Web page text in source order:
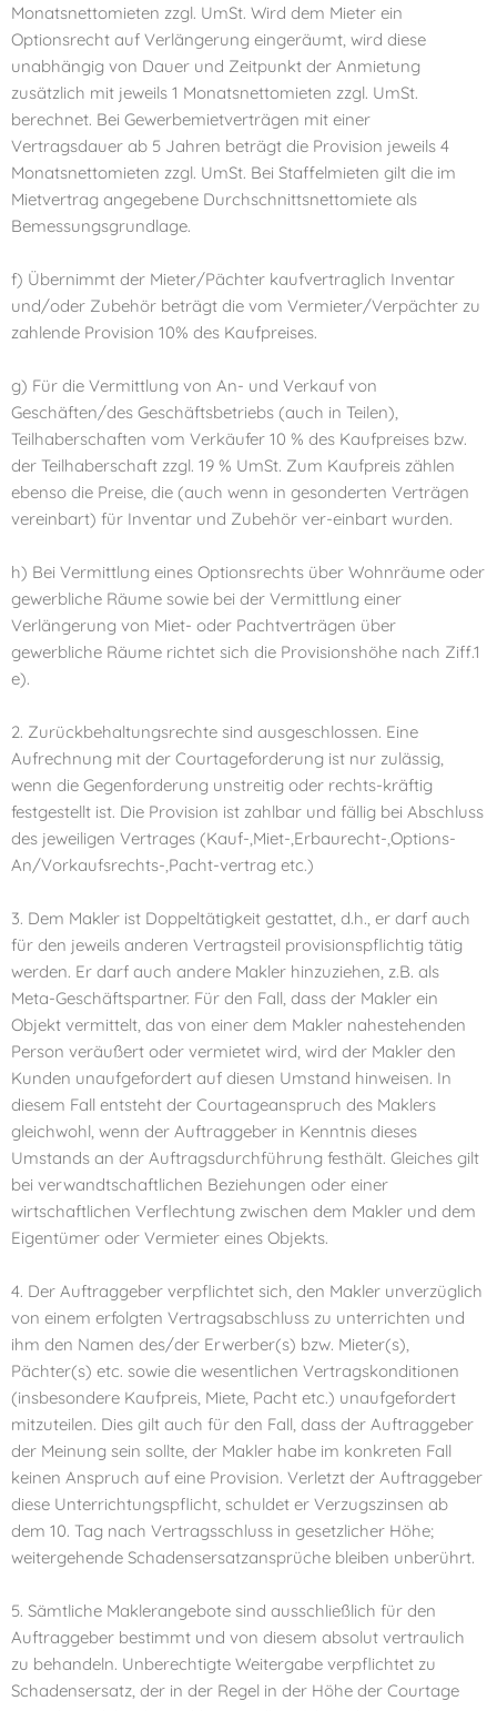
Monatsnettomieten zzgl. UmSt. Wird dem Mieter ein
Optionsrecht auf Verlängerung eingeräumt, wird diese
unabhängig von Dauer und Zeitpunkt der Anmietung
zusätzlich mit jeweils 1 Monatsnettomieten zzgl. UmSt.
berechnet. Bei Gewerbemietverträgen mit einer
Vertragsdauer ab 5 Jahren beträgt die Provision jeweils 4
Monatsnettomieten zzgl. UmSt. Bei Staffelmieten gilt die im
Mietvertrag angegebene Durchschnittsnettomiete als
Bemessungsgrundlage.
f) Übernimmt der Mieter/Pächter kaufvertraglich Inventar
und/oder Zubehör beträgt die vom Vermieter/Verpächter zu
zahlende Provision 10% des Kaufpreises.
g) Für die Vermittlung von An- und Verkauf von
Geschäften/des Geschäftsbetriebs (auch in Teilen),
Teilhaberschaften vom Verkäufer 10 % des Kaufpreises bzw.
der Teilhaberschaft zzgl. 19 % UmSt. Zum Kaufpreis zählen
ebenso die Preise, die (auch wenn in gesonderten Verträgen
vereinbart) für Inventar und Zubehör ver-einbart wurden.
h) Bei Vermittlung eines Optionsrechts über Wohnräume oder
gewerbliche Räume sowie bei der Vermittlung einer
Verlängerung von Miet- oder Pachtverträgen über
gewerbliche Räume richtet sich die Provisionshöhe nach Ziff.1
e).
2. Zurückbehaltungsrechte sind ausgeschlossen. Eine
Aufrechnung mit der Courtageforderung ist nur zulässig,
wenn die Gegenforderung unstreitig oder rechts-kräftig
festgestellt ist. Die Provision ist zahlbar und fällig bei Abschluss
des jeweiligen Vertrages (Kauf-,Miet-,Erbaurecht-,Options-
An/Vorkaufsrechts-,Pacht-vertrag etc.)
3. Dem Makler ist Doppeltätigkeit gestattet, d.h., er darf auch
für den jeweils anderen Vertragsteil provisionspflichtig tätig
werden. Er darf auch andere Makler hinzuziehen, z.B. als
Meta-Geschäftspartner. Für den Fall, dass der Makler ein
Objekt vermittelt, das von einer dem Makler nahestehenden
Person veräußert oder vermietet wird, wird der Makler den
Kunden unaufgefordert auf diesen Umstand hinweisen. In
diesem Fall entsteht der Courtageanspruch des Maklers
gleichwohl, wenn der Auftraggeber in Kenntnis dieses
Umstands an der Auftragsdurchführung festhält. Gleiches gilt
bei verwandtschaftlichen Beziehungen oder einer
wirtschaftlichen Verflechtung zwischen dem Makler und dem
Eigentümer oder Vermieter eines Objekts.
4. Der Auftraggeber verpflichtet sich, den Makler unverzüglich
von einem erfolgten Vertragsabschluss zu unterrichten und
ihm den Namen des/der Erwerber(s) bzw. Mieter(s),
Pächter(s) etc. sowie die wesentlichen Vertragskonditionen
(insbesondere Kaufpreis, Miete, Pacht etc.) unaufgefordert
mitzuteilen. Dies gilt auch für den Fall, dass der Auftraggeber
der Meinung sein sollte, der Makler habe im konkreten Fall
keinen Anspruch auf eine Provision. Verletzt der Auftraggeber
diese Unterrichtungspflicht, schuldet er Verzugszinsen ab
dem 10. Tag nach Vertragsschluss in gesetzlicher Höhe;
weitergehende Schadensersatzansprüche bleiben unberührt.
5. Sämtliche Maklerangebote sind ausschließlich für den
Auftraggeber bestimmt und von diesem absolut vertraulich
zu behandeln. Unberechtigte Weitergabe verpflichtet zu
Schadensersatz, der in der Regel in der Höhe der Courtage